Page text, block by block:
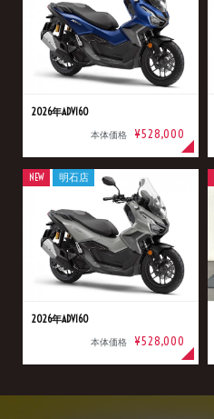
2026年ADV160
本体価格 ¥528,000
2026年ADV160
本体価格 ¥528,000
NEW 明石店